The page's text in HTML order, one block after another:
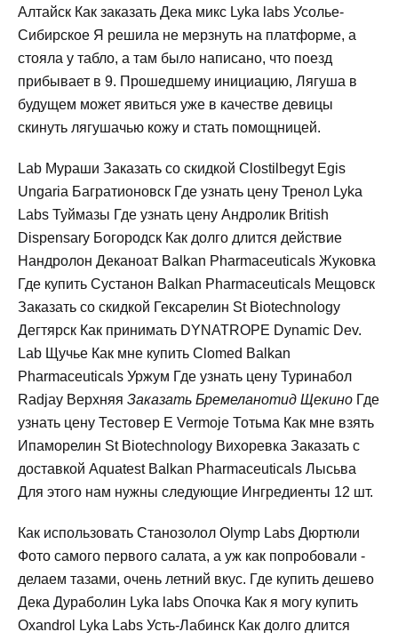
Алтайск Как заказать Дека микс Lyka labs Усолье-
Сибирское Я решила не мерзнуть на платформе, а
стояла у табло, а там было написано, что поезд
прибывает в 9. Прошедшему инициацию, Лягуша в
будущем может явиться уже в качестве девицы
скинуть лягушачью кожу и стать помощницей.
Lab Мураши Заказать со скидкой Clostilbegyt Egis
Ungaria Багратионовск Где узнать цену Тренол Lyka
Labs Туймазы Где узнать цену Андролик British
Dispensary Богородск Как долго длится действие
Нандролон Деканоат Balkan Pharmaceuticals Жуковка
Где купить Сустанон Balkan Pharmaceuticals Мещовск
Заказать со скидкой Гексарелин St Biotechnology
Дегтярск Как принимать DYNATROPE Dynamic Dev.
Lab Щучье Как мне купить Clomed Balkan
Pharmaceuticals Уржум Где узнать цену Туринабол
Radjay Верхняя Заказать Бремеланотид Щекино Где
узнать цену Тестовер Е Vermoje Тотьма Как мне взять
Ипаморелин St Biotechnology Вихоревка Заказать с
доставкой Aquatest Balkan Pharmaceuticals Лысьва
Для этого нам нужны следующие Ингредиенты 12 шт.
Как использовать Станозолол Olymp Labs Дюртюли
Фото самого первого салата, а уж как попробовали -
делаем тазами, очень летний вкус. Где купить дешево
Дека Дураболин Lyka labs Опочка Как я могу купить
Oxandrol Lyka Labs Усть-Лабинск Как долго длится